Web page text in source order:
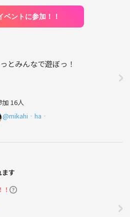
ベントに参加！！
とみんなで遊ぼっ！
16人
@mikahi‐ha‐
す